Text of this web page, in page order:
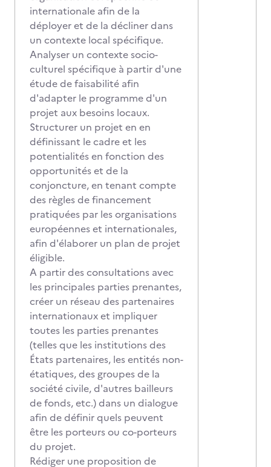
internationale afin de la
déployer et de la décliner dans
un contexte local spécifique.
Analyser un contexte socio-
culturel spécifique à partir d'une
étude de faisabilité afin
d'adapter le programme d'un
projet aux besoins locaux.
Structurer un projet en en
définissant le cadre et les
potentialités en fonction des
opportunités et de la
conjoncture, en tenant compte
des règles de financement
pratiquées par les organisations
européennes et internationales,
afin d'élaborer un plan de projet
éligible.
A partir des consultations avec
les principales parties prenantes,
créer un réseau des partenaires
internationaux et impliquer
toutes les parties prenantes
(telles que les institutions des
États partenaires, les entités non-
étatiques, des groupes de la
société civile, d'autres bailleurs
de fonds, etc.) dans un dialogue
afin de définir quels peuvent
être les porteurs ou co-porteurs
du projet.
Rédiger une proposition de